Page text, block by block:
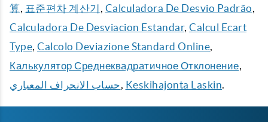
算, 표준편차 계산기 , Calculadora De Desvio Padrão,
Calculadora De Desviacion Estandar, Calcul Ecart
Type, Calcolo Deviazione Standard Online,
Калькулятор Среднеквадратичное Отклонение,
حساب الانحراف المعياري, Keskihajonta Laskin.